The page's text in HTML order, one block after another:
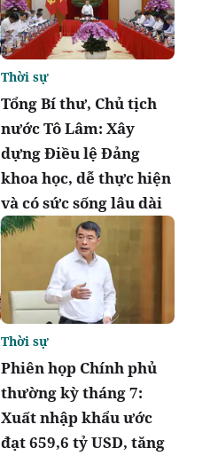
Tổng Bí thư, Chủ tịch
nước Tô Lâm: Xây
dựng Điều lệ Đảng
khoa học, dễ thực hiện
và có sức sống lâu dài
Thời sự
Phiên họp Chính phủ
thường kỳ tháng 7:
Xuất nhập khẩu ước
đạt 659,6 tỷ USD, tăng
Thời sự